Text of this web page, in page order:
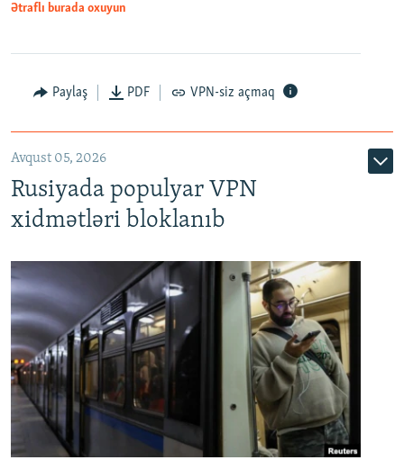
Ətraflı burada oxuyun
Paylaş PDF VPN-siz açmaq
Avqust 05, 2026
Rusiyada populyar VPN
xidmətləri bloklanıb